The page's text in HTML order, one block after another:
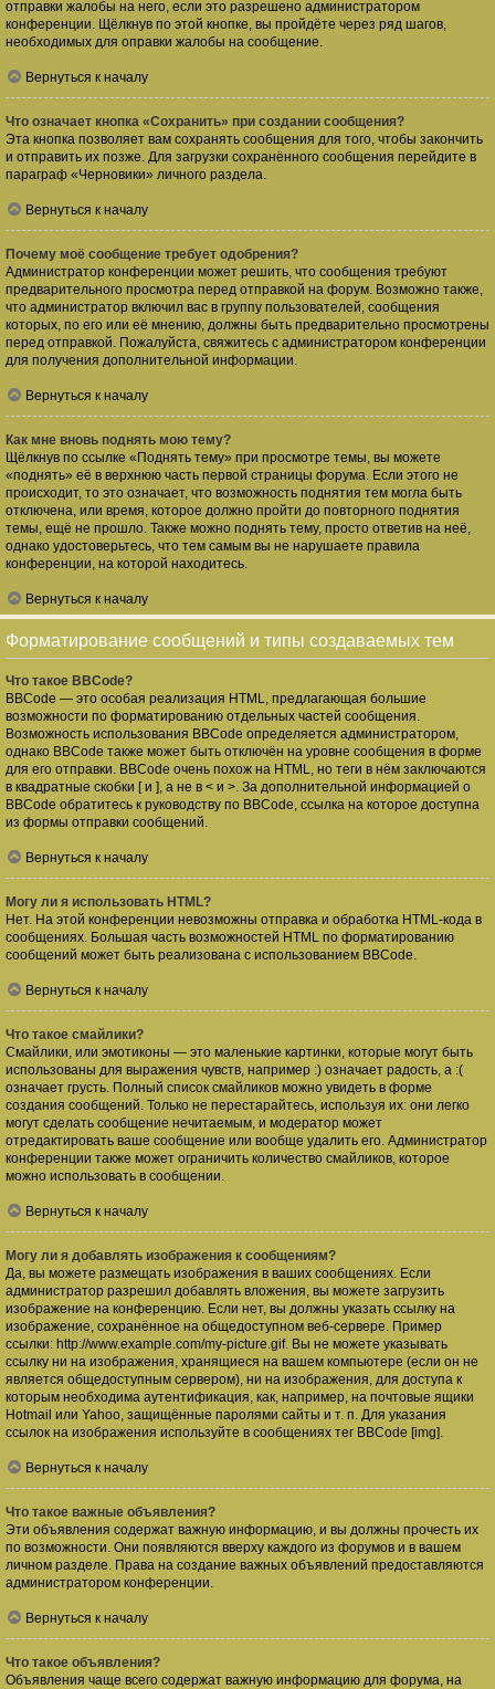
отправки жалобы на него, если это разрешено администратором
конференции. Щёлкнув по этой кнопке, вы пройдёте через ряд шагов,
необходимых для оправки жалобы на сообщение.
Вернуться к началу
Что означает кнопка «Сохранить» при создании сообщения?
Эта кнопка позволяет вам сохранять сообщения для того, чтобы закончить
и отправить их позже. Для загрузки сохранённого сообщения перейдите в
параграф «Черновики» личного раздела.
Вернуться к началу
Почему моё сообщение требует одобрения?
Администратор конференции может решить, что сообщения требуют
предварительного просмотра перед отправкой на форум. Возможно также,
что администратор включил вас в группу пользователей, сообщения
которых, по его или её мнению, должны быть предварительно просмотрены
перед отправкой. Пожалуйста, свяжитесь с администратором конференции
для получения дополнительной информации.
Вернуться к началу
Как мне вновь поднять мою тему?
Щёлкнув по ссылке «Поднять тему» при просмотре темы, вы можете
«поднять» её в верхнюю часть первой страницы форума. Если этого не
происходит, то это означает, что возможность поднятия тем могла быть
отключена, или время, которое должно пройти до повторного поднятия
темы, ещё не прошло. Также можно поднять тему, просто ответив на неё,
однако удостоверьтесь, что тем самым вы не нарушаете правила
конференции, на которой находитесь.
Вернуться к началу
Форматирование сообщений и типы создаваемых тем
Что такое BBCode?
BBCode — это особая реализация HTML, предлагающая большие
возможности по форматированию отдельных частей сообщения.
Возможность использования BBCode определяется администратором,
однако BBCode также может быть отключён на уровне сообщения в форме
для его отправки. BBCode очень похож на HTML, но теги в нём заключаются
в квадратные скобки [ и ], а не в < и >. За дополнительной информацией о
BBCode обратитесь к руководству по BBCode, ссылка на которое доступна
из формы отправки сообщений.
Вернуться к началу
Могу ли я использовать HTML?
Нет. На этой конференции невозможны отправка и обработка HTML-кода в
сообщениях. Большая часть возможностей HTML по форматированию
сообщений может быть реализована с использованием BBCode.
Вернуться к началу
Что такое смайлики?
Смайлики, или эмотиконы — это маленькие картинки, которые могут быть
использованы для выражения чувств, например :) означает радость, а :(
означает грусть. Полный список смайликов можно увидеть в форме
создания сообщений. Только не перестарайтесь, используя их: они легко
могут сделать сообщение нечитаемым, и модератор может
отредактировать ваше сообщение или вообще удалить его. Администратор
конференции также может ограничить количество смайликов, которое
можно использовать в сообщении.
Вернуться к началу
Могу ли я добавлять изображения к сообщениям?
Да, вы можете размещать изображения в ваших сообщениях. Если
администратор разрешил добавлять вложения, вы можете загрузить
изображение на конференцию. Если нет, вы должны указать ссылку на
изображение, сохранённое на общедоступном веб-сервере. Пример
ссылки: http://www.example.com/my-picture.gif. Вы не можете указывать
ссылку ни на изображения, хранящиеся на вашем компьютере (если он не
является общедоступным сервером), ни на изображения, для доступа к
которым необходима аутентификация, как, например, на почтовые ящики
Hotmail или Yahoo, защищённые паролями сайты и т. п. Для указания
ссылок на изображения используйте в сообщениях тег BBCode [img].
Вернуться к началу
Что такое важные объявления?
Эти объявления содержат важную информацию, и вы должны прочесть их
по возможности. Они появляются вверху каждого из форумов и в вашем
личном разделе. Права на создание важных объявлений предоставляются
администратором конференции.
Вернуться к началу
Что такое объявления?
Объявления чаще всего содержат важную информацию для форума, на